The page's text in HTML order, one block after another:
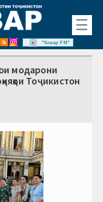
☰
"Ховар FM"
модарони
Тоҷикистон